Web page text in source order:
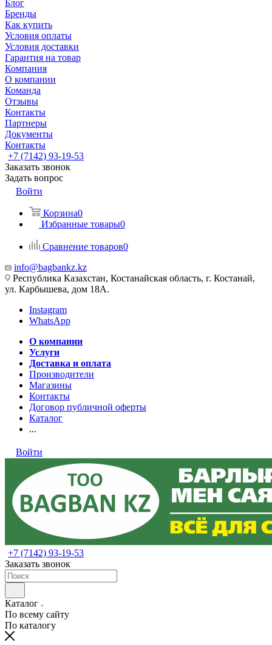
Блог
Бренды
Как купить
Условия оплаты
Условия доставки
Гарантия на товар
Компания
О компании
Команда
Отзывы
Контакты
Партнеры
Документы
Контакты
+7 (7142) 93-19-53
Заказать звонок
Задать вопрос
Войти
Корзина0
Избранные товары0
Сравнение товаров0
info@bagbankz.kz
Республика Казахстан, Костанайская область, г. Костанай,
ул. Карбышева, дом 18А.
Instagram
WhatsApp
О компании
Услуги
Доставка и оплата
Производители
Магазины
Контакты
Договор публичной оферты
Каталог
...
Войти
+7 (7142) 93-19-53
Заказать звонок
Каталог
По всему сайту
По каталогу